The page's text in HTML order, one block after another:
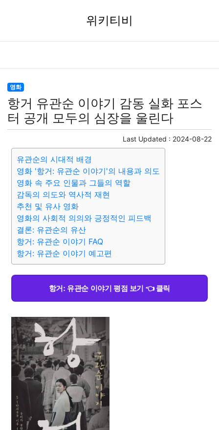
위키티비
영화
항거 유관순 이야기 감동 실화 포스
터 공개 모두의 심장을 울린다
Last Updated : 2024-08-22
유관순의 시대적 배경
영화 '항거: 유관순 이야기'의 내용과 의도
영화 속 주요 인물과 그들의 역할
감독의 의도와 역사적 재현
추천 및 유사 영화
영화의 사회적 의의와 긍정적인 피드백
결론: 유관순의 유산
항거: 유관순 이야기 FAQ
항거: 유관순 이야기 예고편
항거: 유관순 이야기 평점 보기 👈 클릭